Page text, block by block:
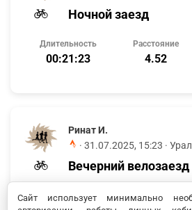
Ночной заезд
Длительность
00:21:23
Расстояние
4.52
Ринат И.
· 31.07.2025, 15:23 · Урал
Вечерний велозаезд
Длительность Расстояние
Сайт использует минимально